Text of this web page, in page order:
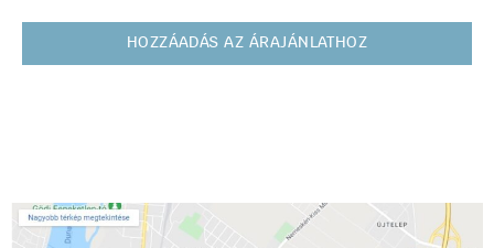
HOZZÁADÁS AZ ÁRAJÁNLATHOZ